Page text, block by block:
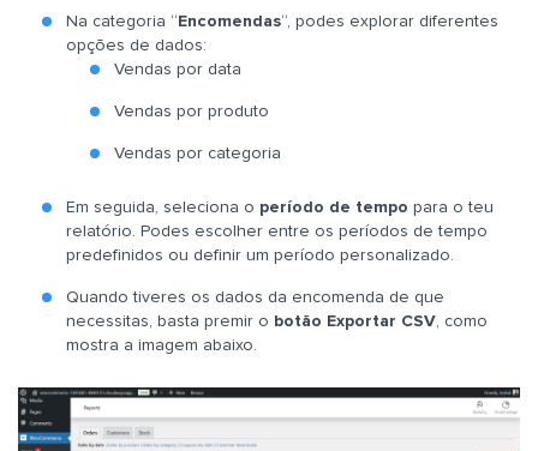
Na categoria “Encomendas“, podes explorar diferentes
opções de dados:
Vendas por data
Vendas por produto
Vendas por categoria
Em seguida, seleciona o período de tempo para o teu
relatório. Podes escolher entre os períodos de tempo
predefinidos ou definir um período personalizado.
Quando tiveres os dados da encomenda de que
necessitas, basta premir o botão Exportar CSV, como
mostra a imagem abaixo.